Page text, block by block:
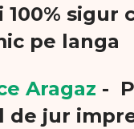
100% sigur
pe langa
Aragaz -
de jur